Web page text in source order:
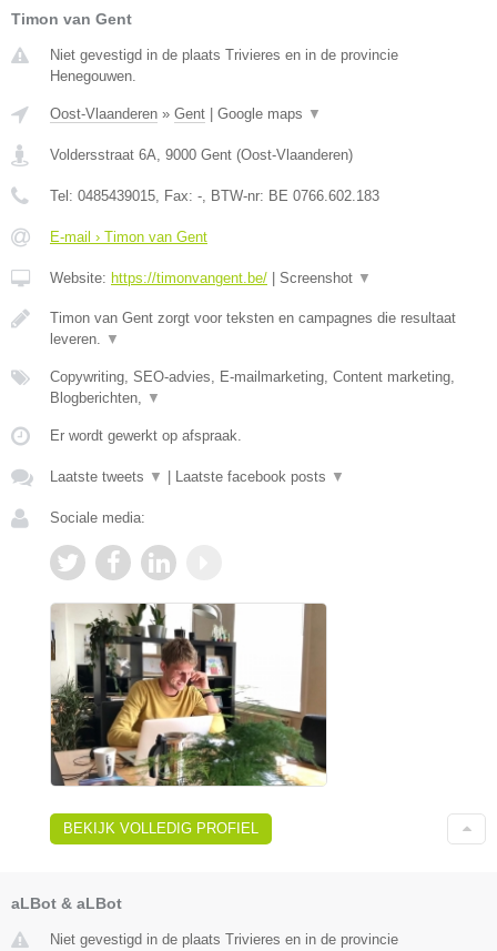
Timon van Gent
Niet gevestigd in de plaats Trivieres en in de provincie
Henegouwen.
Oost-Vlaanderen » Gent Google maps ▼
Voldersstraat 6A 9000 Gent (Oost-Vlaanderen)
Tel: 0485439015 , Fax: - , BTW-nr: BE 0766.602.183
E-mail › Timon van Gent
Website: https://timonvangent.be/ Screenshot ▼
Timon van Gent zorgt voor teksten en campagnes die resultaat
leveren.
▼
Copywriting, SEO-advies, E-mailmarketing, Content marketing,
Blogberichten,
▼
Er wordt gewerkt op afspraak.
Laatste tweets ▼ Laatste facebook posts ▼
Sociale media:
BEKIJK VOLLEDIG PROFIEL
aLBot & aLBot
Niet gevestigd in de plaats Trivieres en in de provincie